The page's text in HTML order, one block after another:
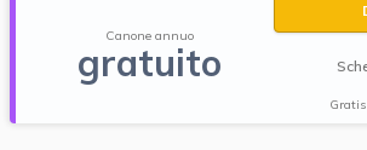
Canone annuo
gratuito